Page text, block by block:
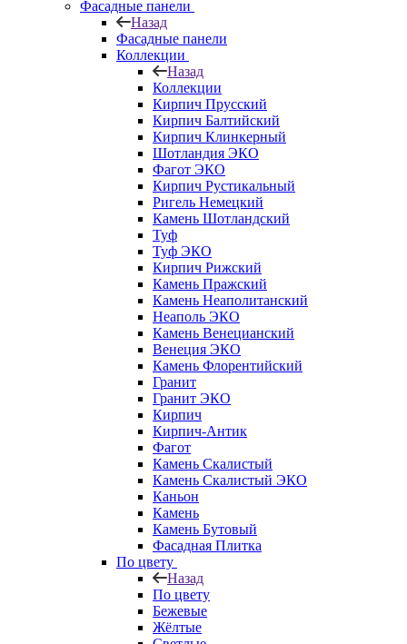
Фасадные панели
Назад
Фасадные панели
Коллекции
Назад
Коллекции
Кирпич Прусский
Кирпич Балтийский
Кирпич Клинкерный
Шотландия ЭКО
Фагот ЭКО
Кирпич Рустикальный
Ригель Немецкий
Камень Шотландский
Туф
Туф ЭКО
Кирпич Рижский
Камень Пражский
Камень Неаполитанский
Неаполь ЭКО
Камень Венецианский
Венеция ЭКО
Камень Флорентийский
Гранит
Гранит ЭКО
Кирпич
Кирпич-Антик
Фагот
Камень Скалистый
Камень Скалистый ЭКО
Каньон
Камень
Камень Бутовый
Фасадная Плитка
По цвету
Назад
По цвету
Бежевые
Жёлтые